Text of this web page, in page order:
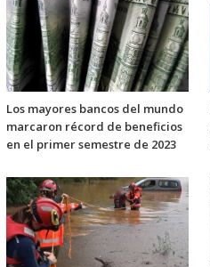
Los mayores bancos del mundo
marcaron récord de beneficios
en el primer semestre de 2023